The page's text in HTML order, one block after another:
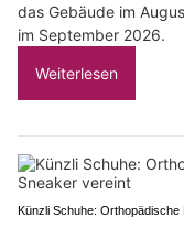
das Gebäude im
im September 2026.
Weiterlesen
Künzli Schuhe: